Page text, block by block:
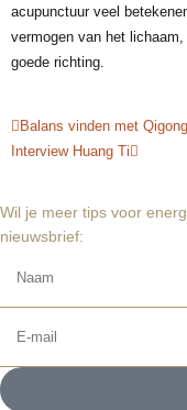
acupunctuur veel
vermogen van het
goede richting.
Balans vinden met Qigong
Interview Huang Ti
Wil je meer tips voor
nieuwsbrief: